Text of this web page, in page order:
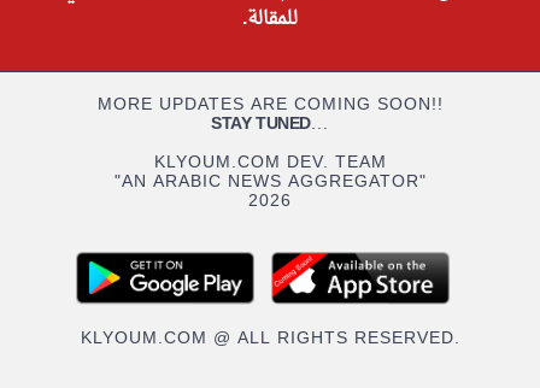
للمقالة.
MORE UPDATES ARE COMING SOON!!
STAY TUNED...
KLYOUM.COM DEV. TEAM
"AN ARABIC NEWS AGGREGATOR"
2026
KLYOUM.COM @ ALL RIGHTS RESERVED.